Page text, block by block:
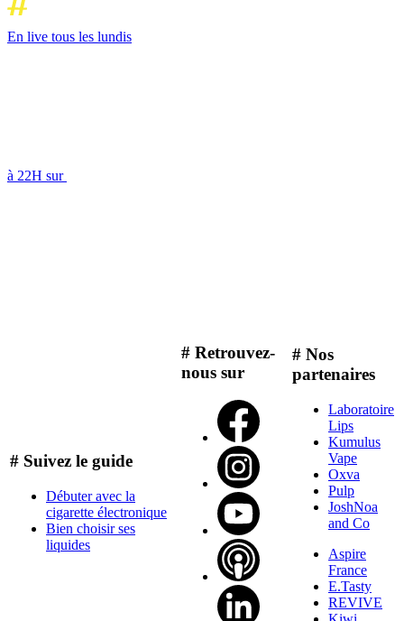
En live tous les lundis
à 22H sur
# Suivez le guide
Débuter avec la
cigarette électronique
Bien choisir ses
liquides
# Retrouvez-
nous sur
# Nos
partenaires
Laboratoire
Lips
Kumulus
Vape
Oxva
Pulp
JoshNoa
and Co
Aspire
France
E.Tasty
REVIVE